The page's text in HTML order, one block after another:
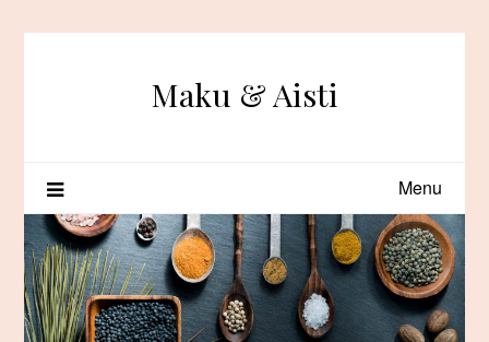
Maku & Aisti
Menu